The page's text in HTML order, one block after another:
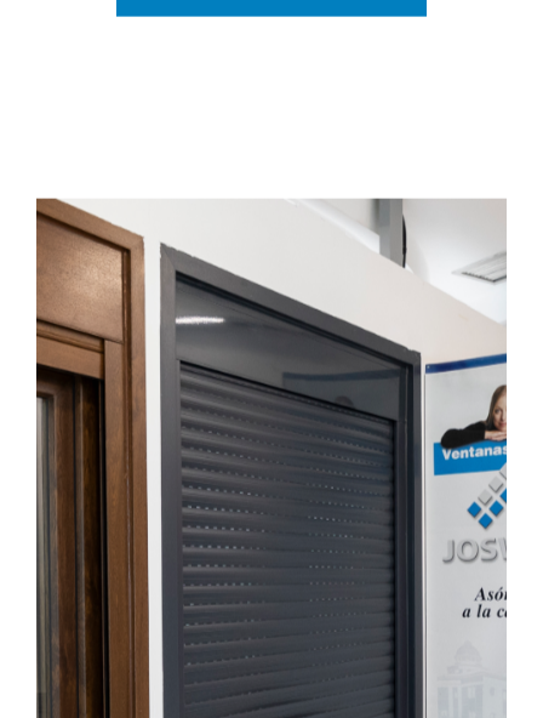
estética. Puedes mantener tu estilo, tu color RAL o tus
cerrar la persiana a tiempo puede ser la diferencia
entre un salón agradable y un horno. Con un simple
gesto, regulas la temperatura y proteges tus muebles
sin esfuerzo.
Y si no sabes por dónde empezar, echa un vistazo a
nuestras
imágenes de proyectos reales. Verás que no
es solo una mejora técnica. Es un salto estético y
funcional.
PIDA SU PRESUPUESTO